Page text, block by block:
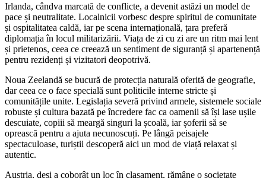
Irlanda, cândva marcată de conflicte, a devenit astăzi un model de
pace și neutralitate. Localnicii vorbesc despre spiritul de comunitate
și ospitalitatea caldă, iar pe scena internațională, țara preferă
diplomația în locul militarizării. Viața de zi cu zi are un ritm mai lent
și prietenos, ceea ce creează un sentiment de siguranță și apartenență
pentru rezidenți și vizitatori deopotrivă.
Noua Zeelandă se bucură de protecția naturală oferită de geografie,
dar ceea ce o face specială sunt politicile interne stricte și
comunitățile unite. Legislația severă privind armele, sistemele sociale
robuste și cultura bazată pe încredere fac ca oamenii să își lase ușile
descuiate, copiii să meargă singuri la școală, iar șoferii să se
oprească pentru a ajuta necunoscuți. Pe lângă peisajele
spectaculoase, turiștii descoperă aici un mod de viață relaxat și
autentic.
Austria, deși a coborât un loc în clasament, rămâne o societate